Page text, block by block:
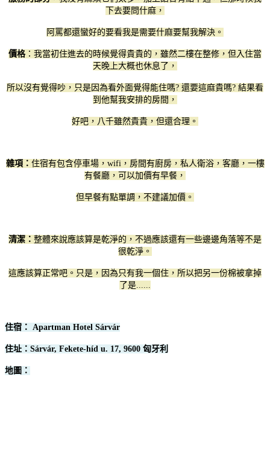
下去要問什麻，
阿罵都還蠻好的要看我是需要什麻要幫我解決。
價格：我當初住進去的時候覺得貴貴的，雖然二樓在整修，但入住當
天晚上大概也休息了，
所以沒有覺得吵，只是因為看外面覺得能住嗎? 還要這麻貴嗎? 結果看
到他幫我安排的房間，
好吧，八千雖然貴貴，但還合理。
雜項： 住宿有包含停車場，wifi，房間有廚房，私人衛浴，客廳，一樓
有餐廳，可以加價有早餐，
但早餐有點單調，不建議加價。
清潔： 整體來說應該算是乾淨的，不過應該還有一些邊邊角落等不是
很乾淨。
這應該算正常吧。只是，因為只有我一個住，所以把另一份棉被拿掉
了是......
住宿： Apartman Hotel Sárvár
住址：Sárvár, Fekete-híd u. 17, 9600 匈牙利
地圖：